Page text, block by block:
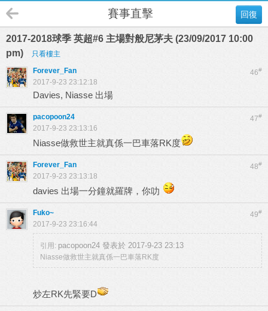
回復
賽事直擊
2017-2018球季 英超#6 主場對般尼茅夫 (23/09/2017 10:00
pm)
只看樓主
46#
Forever_Fan
2017-9-23 23:12:18
Davies, Niasse 出場
47#
pacopoon24
2017-9-23 23:13:16
Niasse做救世主就真係一巴車落RK度
48#
Forever_Fan
2017-9-23 23:13:18
davies 出場一分鐘就羅牌，你叻
49#
Fuko~
2017-9-23 23:16:44
引用: pacopoon24 發表於 2017-9-23 23:13
Niasse做救世主就真係一巴車落RK度
炒左RK先緊要D